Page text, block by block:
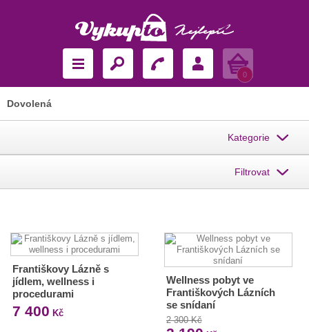
Košík
0
Dovolená
Kategorie
Filtrovat
Františkovy Lázně s
jídlem, wellness i
procedurami
7 400 Kč
Wellness pobyt ve
Františkových Lázních
se snídaní
2 300 Kč